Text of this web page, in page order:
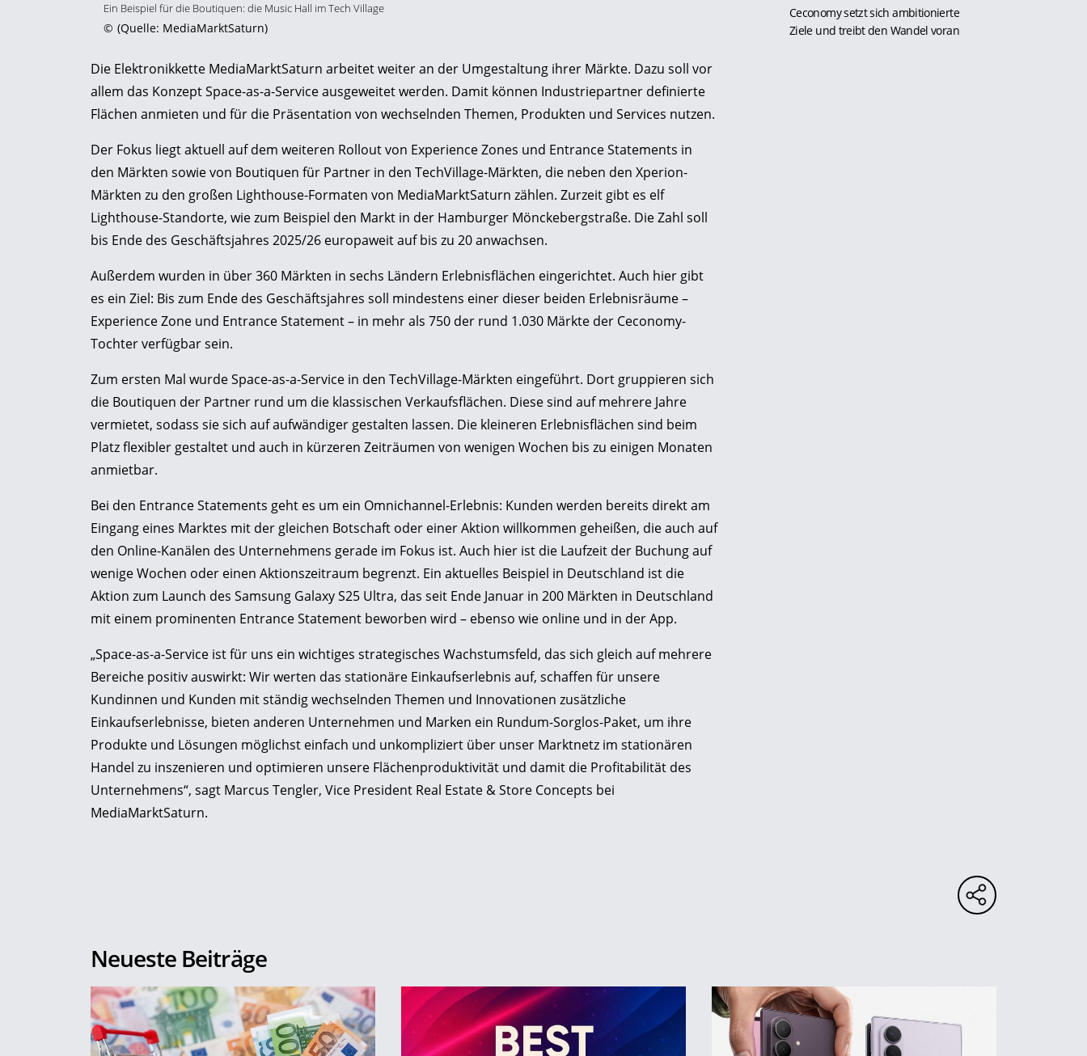
Ein Beispiel für die Boutiquen: die Music Hall im Tech Village
© (Quelle: MediaMarktSaturn)
Die Elektronikkette MediaMarktSaturn arbeitet weiter an der Umgestaltung ihrer Märkte. Dazu soll vor
allem das Konzept Space-as-a-Service ausgeweitet werden. Damit können Industriepartner definierte
Flächen anmieten und für die Präsentation von wechselnden Themen, Produkten und Services nutzen.
Der Fokus liegt aktuell auf dem weiteren Rollout von Experience Zones und Entrance Statements in
den Märkten sowie von Boutiquen für Partner in den TechVillage-Märkten, die neben den Xperion-
Märkten zu den großen Lighthouse-Formaten von MediaMarktSaturn zählen. Zurzeit gibt es elf
Lighthouse-Standorte, wie zum Beispiel den Markt in der Hamburger Mönckebergstraße. Die Zahl soll
bis Ende des Geschäftsjahres 2025/26 europaweit auf bis zu 20 anwachsen.
Außerdem wurden in über 360 Märkten in sechs Ländern Erlebnisflächen eingerichtet. Auch hier gibt
es ein Ziel: Bis zum Ende des Geschäftsjahres soll mindestens einer dieser beiden Erlebnisräume –
Experience Zone und Entrance Statement – in mehr als 750 der rund 1.030 Märkte der Ceconomy-
Tochter verfügbar sein.
Zum ersten Mal wurde Space-as-a-Service in den TechVillage-Märkten eingeführt. Dort gruppieren sich
die Boutiquen der Partner rund um die klassischen Verkaufsflächen. Diese sind auf mehrere Jahre
vermietet, sodass sie sich auf aufwändiger gestalten lassen. Die kleineren Erlebnisflächen sind beim
Platz flexibler gestaltet und auch in kürzeren Zeiträumen von wenigen Wochen bis zu einigen Monaten
anmietbar.
Bei den Entrance Statements geht es um ein Omnichannel-Erlebnis: Kunden werden bereits direkt am
Eingang eines Marktes mit der gleichen Botschaft oder einer Aktion willkommen geheißen, die auch auf
den Online-Kanälen des Unternehmens gerade im Fokus ist. Auch hier ist die Laufzeit der Buchung auf
wenige Wochen oder einen Aktionszeitraum begrenzt. Ein aktuelles Beispiel in Deutschland ist die
Aktion zum Launch des Samsung Galaxy S25 Ultra, das seit Ende Januar in 200 Märkten in Deutschland
mit einem prominenten Entrance Statement beworben wird – ebenso wie online und in der App.
„Space-as-a-Service ist für uns ein wichtiges strategisches Wachstumsfeld, das sich gleich auf mehrere
Bereiche positiv auswirkt: Wir werten das stationäre Einkaufserlebnis auf, schaffen für unsere
Kundinnen und Kunden mit ständig wechselnden Themen und Innovationen zusätzliche
Einkaufserlebnisse, bieten anderen Unternehmen und Marken ein Rundum-Sorglos-Paket, um ihre
Produkte und Lösungen möglichst einfach und unkompliziert über unser Marktnetz im stationären
Handel zu inszenieren und optimieren unsere Flächenproduktivität und damit die Profitabilität des
Unternehmens“, sagt Marcus Tengler, Vice President Real Estate & Store Concepts bei
MediaMarktSaturn.
Ceconomy setzt sich ambitionierte
Ziele und treibt den Wandel voran
Neueste Beiträge